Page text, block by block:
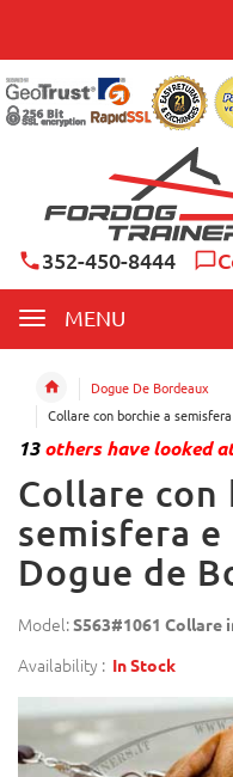
352-450-8444
MENU
Dogue De Bordeaux
Collare con borchie a
13others have looked
Collare con
semisfera
Dogue de
Model:S563#1061 Collare
Availability : In Stock